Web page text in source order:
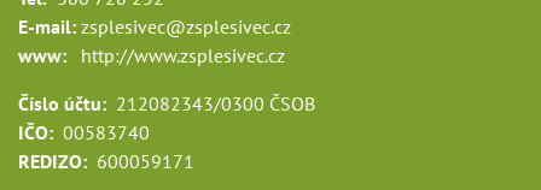
E-mail: zsplesivec@zsplesivec.cz
www: http://www.zsplesivec.cz
Číslo účtu: 212082343/0300 ČSOB
IČO: 00583740
REDIZO: 600059171